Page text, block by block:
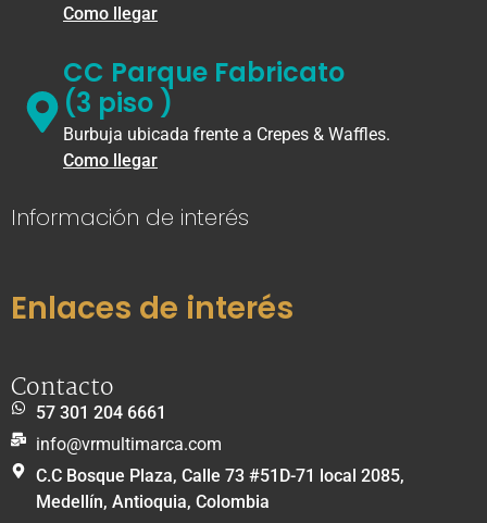
Como llegar
CC Parque Fabricato
(3 piso )
Burbuja ubicada frente a Crepes & Waffles.
Como llegar
Información de interés
Enlaces de interés
Contacto
57 301 204 6661
info@vrmultimarca.com
C.C Bosque Plaza, Calle 73 #51D-71 local 2085,
Medellín, Antioquia, Colombia